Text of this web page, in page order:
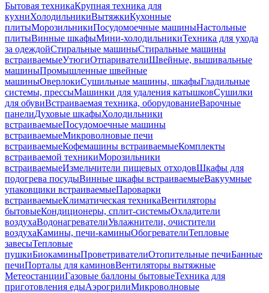
Бытовая техникаКрупная техника для
кухниХолодильникиВытяжкиКухонные
плитыМорозильникиПосудомоечные машиныНастольные
плитыВинные шкафыМини-холодильникиТехника для ухода
за одеждойСтиральные машиныСтиральные машины
встраиваемыеУтюгиОтпаривателиШвейные, вышивальные
машиныПромышленные швейные
машиныОверлокиСушильные машины, шкафыГладильные
системы, прессыМашинки для удаления катышковСушилки
для обувиВстраиваемая техника, оборудованиеВарочные
панелиДуховые шкафыХолодильники
встраиваемыеПосудомоечные машины
встраиваемыеМикроволновые печи
встраиваемыеКофемашины встраиваемыеКомплекты
встраиваемой техникиМорозильники
встраиваемыеИзмельчители пищевых отходовШкафы для
подогрева посудыВинные шкафы встраиваемыеВакуумные
упаковщики встраиваемыеПароварки
встраиваемыеКлиматическая техникаВентиляторы
бытовыеКондиционеры, сплит-системыОхладители
воздухаВодонагревателиУвлажнители, очистители
воздухаКамины, печи-каминыОбогревателиТепловые
завесыТепловые
пушкиБиокаминыПроветривателиОтопительные печиБанные
печиПорталы для каминовВентиляторы вытяжные
МетеостанцииГазовые баллоны бытовыеТехника для
приготовления едыАэрогрилиМикроволновые